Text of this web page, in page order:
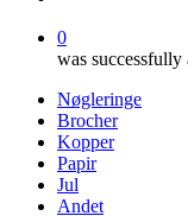
0
was successfully
Nøgleringe
Brocher
Kopper
Papir
Jul
Andet